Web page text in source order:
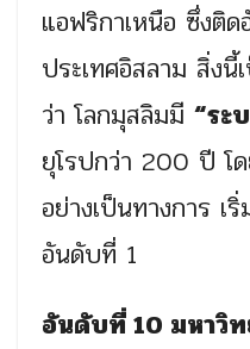
แอฟริกาเหนือ ซึ่งติ
ประเทศอิสลาม สิ่งนี้
ว่า โลกมุสลิมมี “ระ
ยุโรปกว่า 200 ปี โ
อย่างเป็นทางการ
อันดับที่ 1
อันดับที่ 10 มหาวิ